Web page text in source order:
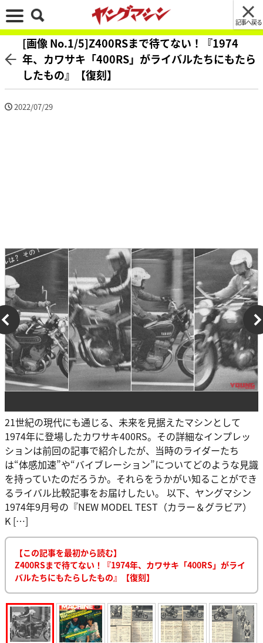
記事へ戻る
[画像 No.1/5]Z400RSまで待てない！『1974
年、カワサキ「400RS」がライバルたちにもたら
したもの』【復刻】
2022/07/29
21世紀の現代にも通じる、未来を見据えたマシンとして
1974年に登場したカワサキ400RS。その詳細なインプレッ
ションは前回の記事で紹介したが、当時のライダーたち
は“体感加速”や“バイブレーション”についてどのような見識
を持っていたのだろうか。それらをうかがい知ることができ
るライバル比較記事をお届けしたい。 以下、ヤングマシン
1974年9月号の『NEW MODEL TEST（カラー＆グラビア）
K […]
【この記事を最初から読む】
Z400RSまで待てない！『1974年、カワサキ「400RS」がライ
バルたちにもたらしたもの』【復刻】